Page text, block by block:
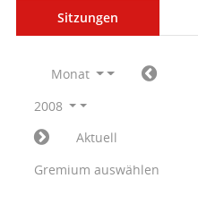
Sitzungen
Monat
2008
Aktuell
Gremium auswählen